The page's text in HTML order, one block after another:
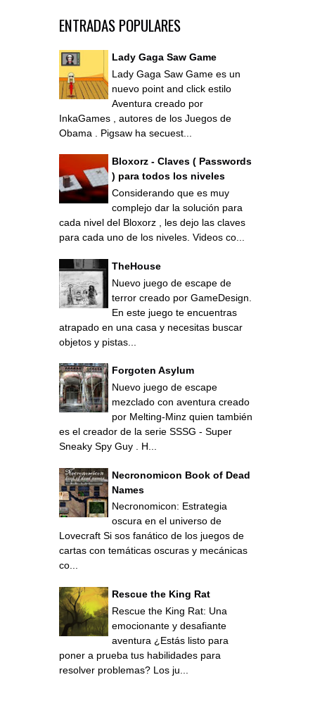
ENTRADAS POPULARES
Lady Gaga Saw Game
Lady Gaga Saw Game es un
nuevo point and click estilo
Aventura creado por
InkaGames , autores de los Juegos de
Obama . Pigsaw ha secuest...
Bloxorz - Claves ( Passwords
) para todos los niveles
Considerando que es muy
complejo dar la solución para
cada nivel del Bloxorz , les dejo las claves
para cada uno de los niveles. Videos co...
TheHouse
Nuevo juego de escape de
terror creado por GameDesign.
En este juego te encuentras
atrapado en una casa y necesitas buscar
objetos y pistas...
Forgoten Asylum
Nuevo juego de escape
mezclado con aventura creado
por Melting-Minz quien también
es el creador de la serie SSSG - Super
Sneaky Spy Guy . H...
Necronomicon Book of Dead
Names
Necronomicon: Estrategia
oscura en el universo de
Lovecraft Si sos fanático de los juegos de
cartas con temáticas oscuras y mecánicas
co...
Rescue the King Rat
Rescue the King Rat: Una
emocionante y desafiante
aventura ¿Estás listo para
poner a prueba tus habilidades para
resolver problemas? Los ju...